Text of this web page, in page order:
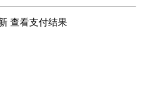
查看支付结果